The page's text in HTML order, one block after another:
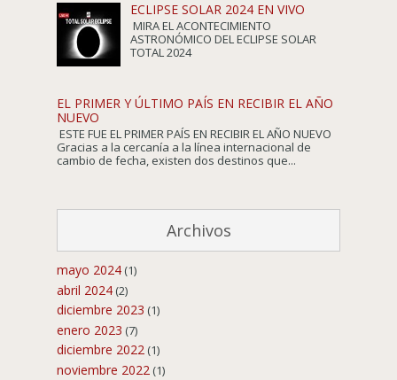
ECLIPSE SOLAR 2024 EN VIVO
MIRA EL ACONTECIMIENTO
ASTRONÓMICO DEL ECLIPSE SOLAR
TOTAL 2024
EL PRIMER Y ÚLTIMO PAÍS EN RECIBIR EL AÑO
NUEVO
ESTE FUE EL PRIMER PAÍS EN RECIBIR EL AÑO NUEVO
Gracias a la cercanía a la línea internacional de
cambio de fecha, existen dos destinos que...
Archivos
mayo 2024 (1)
abril 2024 (2)
diciembre 2023 (1)
enero 2023 (7)
diciembre 2022 (1)
noviembre 2022 (1)